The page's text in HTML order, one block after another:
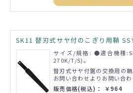
SK11 替刃式サヤ付のこぎり用鞘
サイズ/規格: ●適合機種
270K/T/S)。
替刃式サヤ付鋸の交換用の
お問い合わせよりお問い合
販売価格(税込)： ￥964